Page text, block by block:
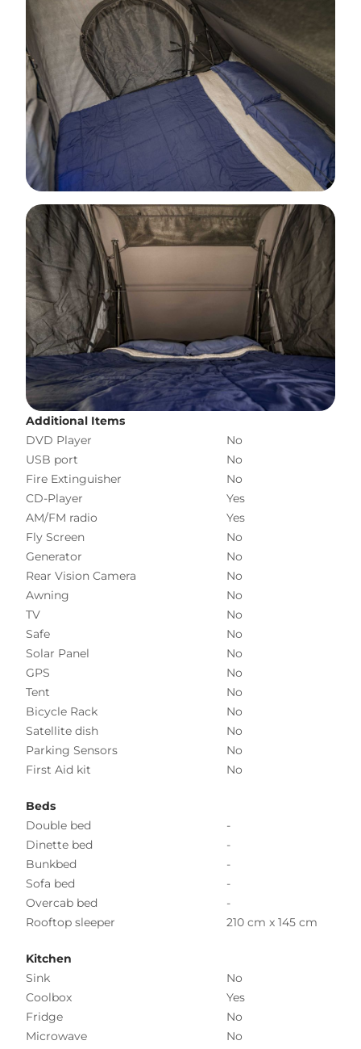
Additional Items
DVD Player
No
USB port
No
Fire Extinguisher
No
CD-Player
Yes
AM/FM radio
Yes
Fly Screen
No
Generator
No
Rear Vision Camera
No
Awning
No
TV
No
Safe
No
Solar Panel
No
GPS
No
Tent
No
Bicycle Rack
No
Satellite dish
No
Parking Sensors
No
First Aid kit
No
Beds
Double bed
-
Dinette bed
-
Bunkbed
-
Sofa bed
-
Overcab bed
-
Rooftop sleeper
210 cm x 145 cm
Kitchen
Sink
No
Coolbox
Yes
Fridge
No
Microwave
No